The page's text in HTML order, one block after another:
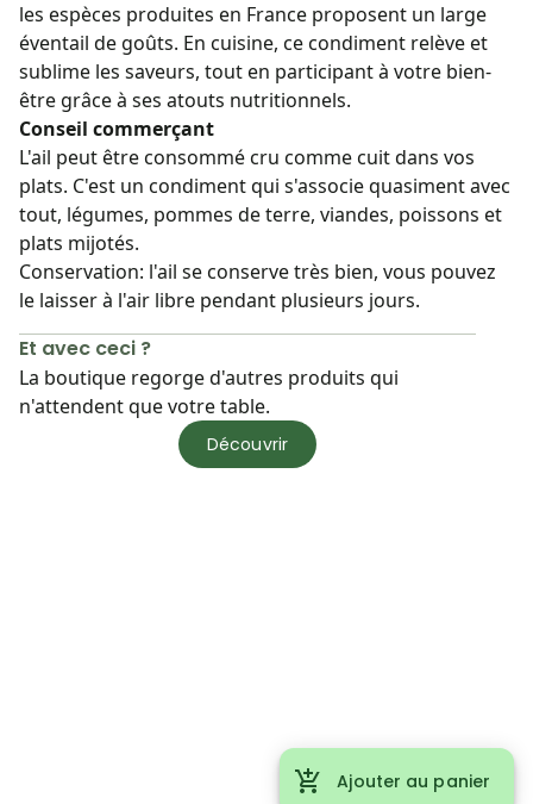
les espèces produites en France proposent un large
éventail de goûts. En cuisine, ce condiment relève et
sublime les saveurs, tout en participant à votre bien-
être grâce à ses atouts nutritionnels.
Conseil commerçant
L'ail peut être consommé cru comme cuit dans vos
plats. C'est un condiment qui s'associe quasiment avec
tout, légumes, pommes de terre, viandes, poissons et
plats mijotés.
Conservation: l'ail se conserve très bien, vous pouvez
le laisser à l'air libre pendant plusieurs jours.
Et avec ceci ?
La boutique regorge d'autres produits qui
n'attendent que votre table.
Découvrir
Ajouter au panier